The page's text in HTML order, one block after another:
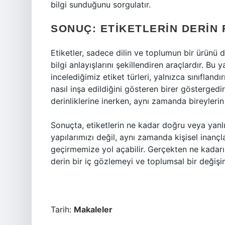
bilgi sunduğunu sorgulatır.
SONUÇ: ETIKETLERIN DERIN
Etiketler, sadece dilin ve toplumun bir ürünü
bilgi anlayışlarını şekillendiren araçlardır.
incelediğimiz etiket türleri, yalnızca
nasıl inşa edildiğini gösteren birer
derinliklerine inerken, aynı zamanda
Sonuçta, etiketlerin ne kadar doğru veya
yapılarımızı değil, aynı zamanda kişisel
geçirmemize yol açabilir. Gerçekten ne
derin bir iç gözlemeyi ve toplumsal bir
Tarih: Makaleler